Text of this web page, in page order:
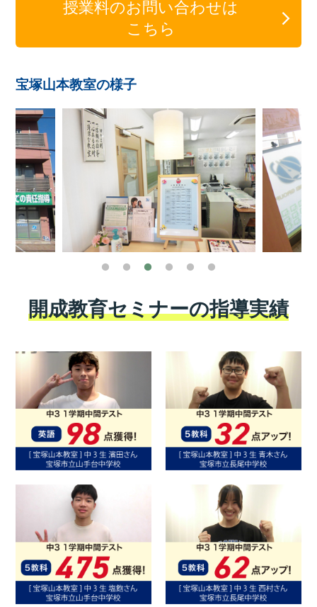
授業料のお問い合わせは
こちら
宝塚山本教室の様子
開成教育セミナーの指導実績